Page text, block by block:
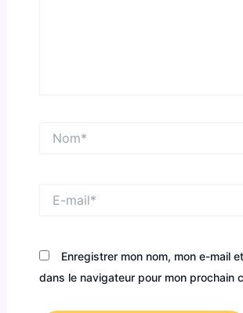
mail*
Enregistrer mon nom, mon e-mail
dans le navigateur pour mon prochain